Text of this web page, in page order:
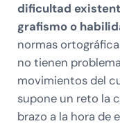
dificultad
grafismo o
normas
no tienen
movimientos del
supone un reto la
brazo a la hora de